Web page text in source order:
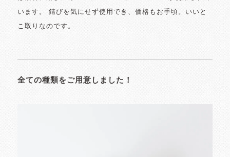
います。 錆びを気にせず使用でき、価格もお手頃。いいと
こ取りなのです。
全ての種類をご用意しました！